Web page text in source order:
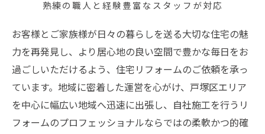
熟練の職人と経験豊富なスタッフが対応
お客様とご家族様が日々の暮らしを送る大切な住宅の魅
力を再発見し、より居心地の良い空間で豊かな毎日をお
過ごしいただけるよう、住宅リフォームのご依頼を承っ
ています。地域に密着した運営を心がけ、戸塚区エリア
を中心に幅広い地域へ迅速に出張し、自社施工を行うリ
フォームのプロフェッショナルならではの柔軟かつ的確